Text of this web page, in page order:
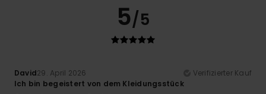
5/5
David29. April 2026
Verifizierter Kauf
Ich bin begeistert von dem Kleidungsstück